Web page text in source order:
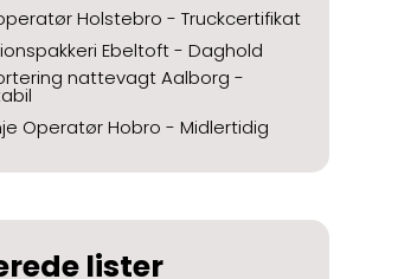
Holstebro - Truckcertifikat
Ebeltoft - Daghold
nattevagt Aalborg -
Operatør Hobro - Midlertidig
lister